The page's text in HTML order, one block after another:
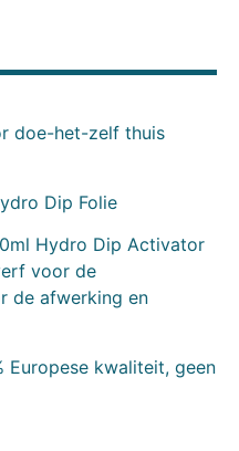
doe-het-zelf thuis
Dip Folie
Hydro Dip Activator
voor de
de afwerking en
Europese kwaliteit, geen